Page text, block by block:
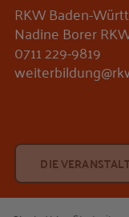
RKW Baden-
Nadine Borer
0711 229-9819
DIE